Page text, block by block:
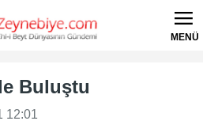
MENÜ
Buluştu
12:01